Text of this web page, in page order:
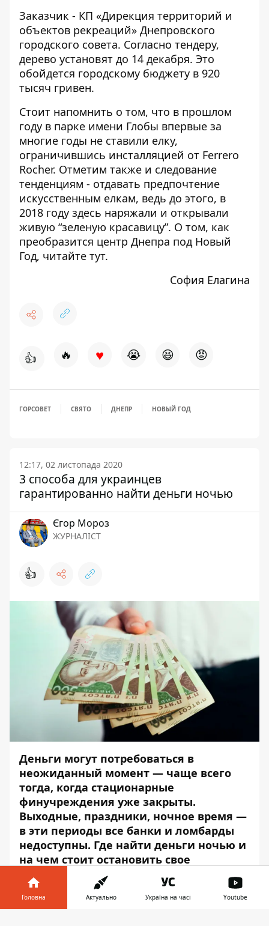
Заказчик - КП «Дирекция территорий и
объектов рекреаций» Днепровского
городского совета. Согласно тендеру,
дерево установят до 14 декабря. Это
обойдется городскому бюджету в 920
тысяч гривен.
Стоит напомнить о том, что в прошлом
году в парке имени Глобы впервые за
многие годы не ставили елку,
ограничившись инсталляцией от Ferrero
Rocher. Отметим также и следование
тенденциям - отдавать предпочтение
искусственным елкам, ведь до этого, в
2018 году здесь наряжали и открывали
живую “зеленую красавицу”. О том, как
преобразится центр Днепра под Новый
Год, читайте тут.
София Елагина
👍 🔥 ♥ 😭 😆 😡
ГОРСОВЕТ СВЯТО ДНЕПР НОВЫЙ ГОД
12:17, 02 листопада 2020
3 способа для украинцев
гарантированно найти деньги ночью
Єгор Мороз
ЖУРНАЛІСТ
👍
Деньги могут потребоваться в
неожиданный момент — чаще всего
тогда, когда стационарные
финучреждения уже закрыты.
Выходные, праздники, ночное время —
в эти периоды все банки и ломбарды
недоступны. Где найти деньги ночью и
на чем стоит остановить свое
внимание, читайте далее.
Кредитный лимит в банке
Головна Актуально Україна на часі Youtube